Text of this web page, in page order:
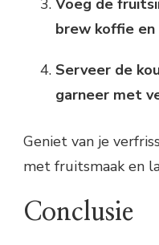
Voeg de
brew koffie
Serveer de
garneer met
Geniet van je
met fruitsmaak en
Conclusie